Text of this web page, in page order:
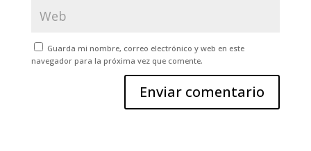
Guarda mi nombre, correo electrónico y web en este
navegador para la próxima vez que comente.